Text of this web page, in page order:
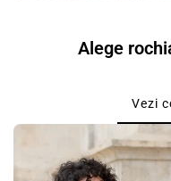
Alege
Vezi